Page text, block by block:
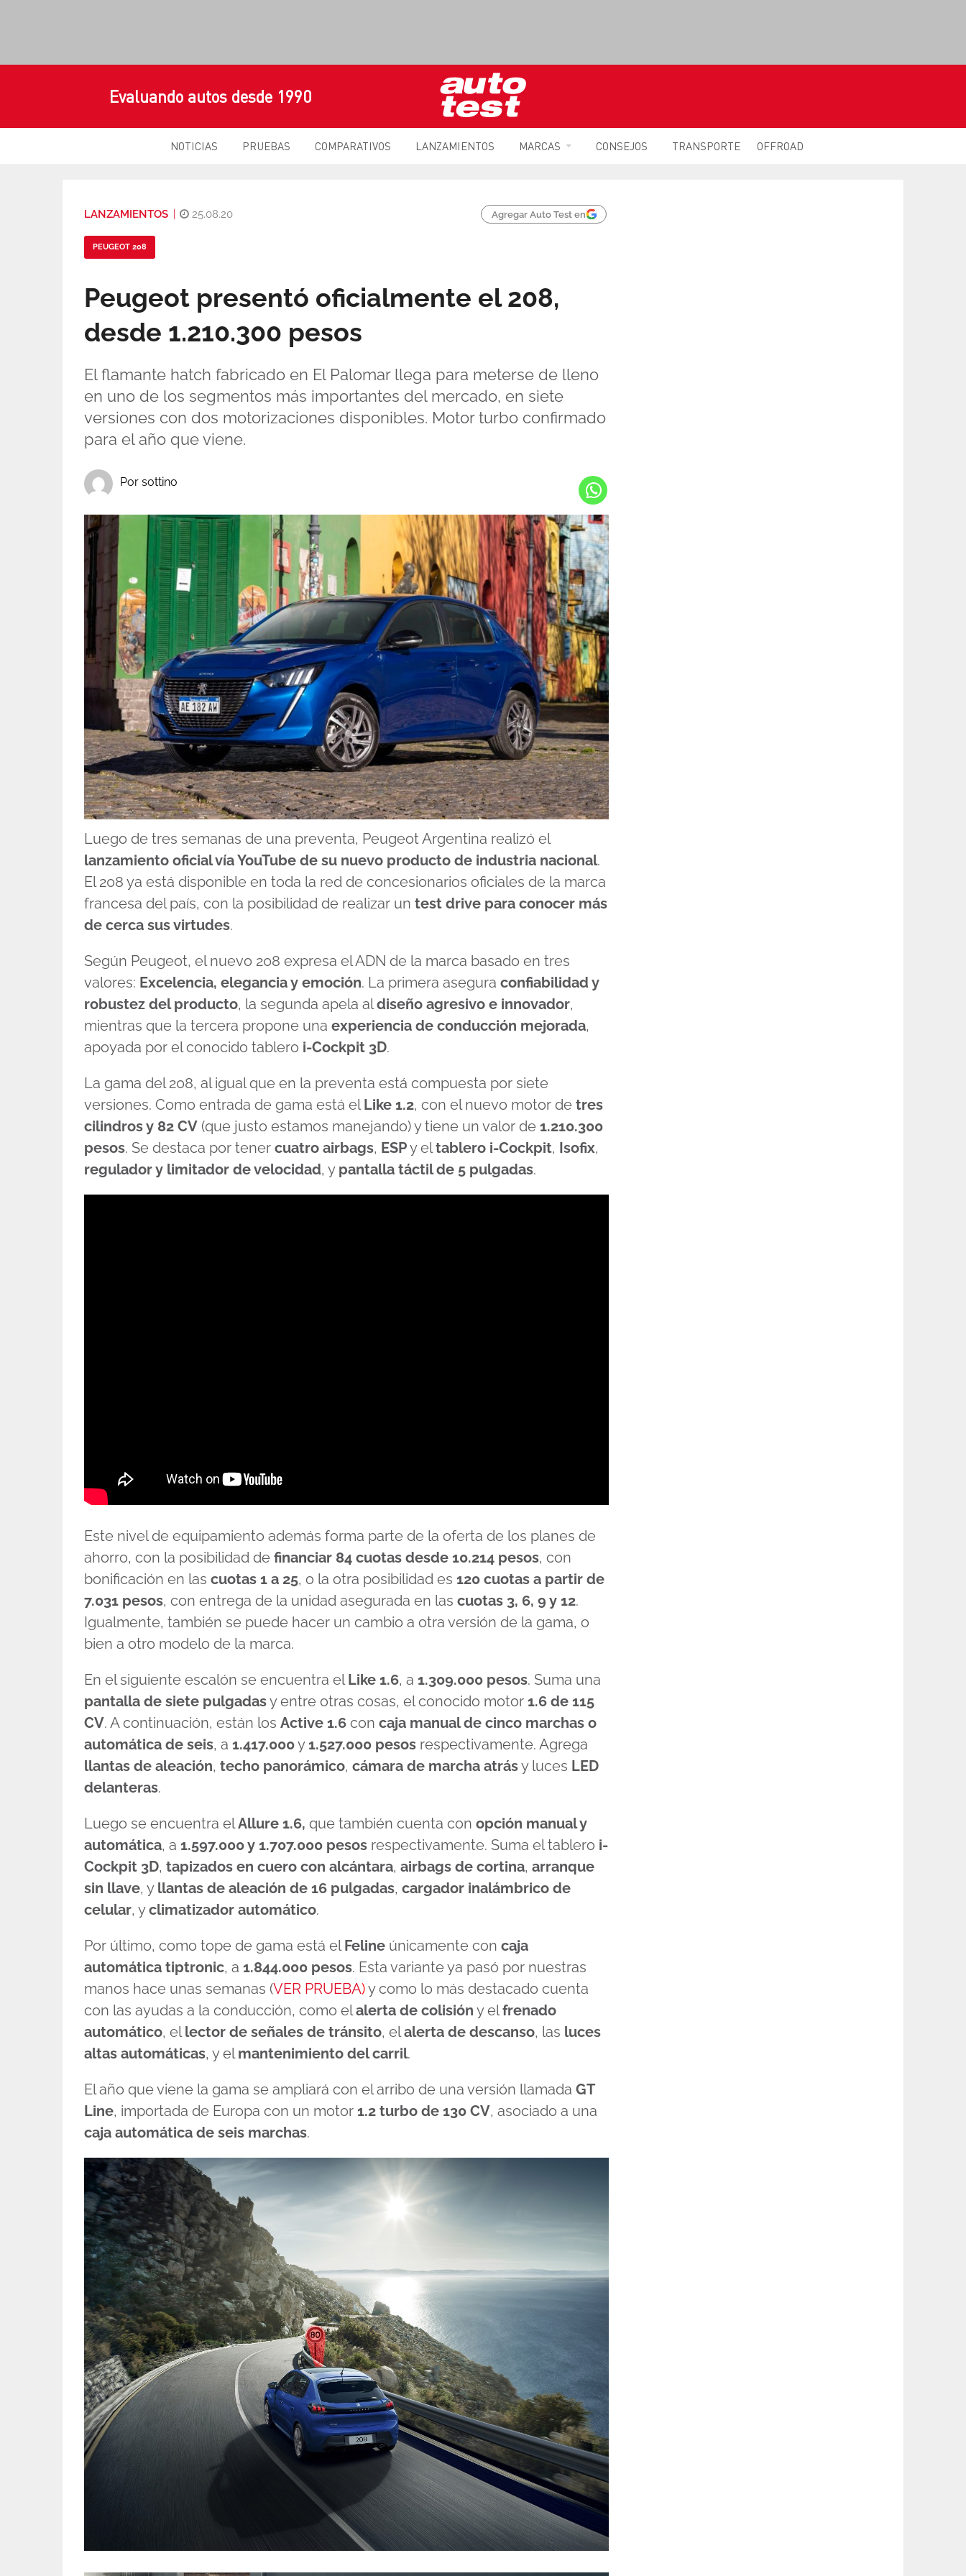
Evaluando autos desde 1990
NOTICIAS PRUEBAS COMPARATIVOS LANZAMIENTOS MARCAS CONSEJOS TRANSPORTE OFFROAD
LANZAMIENTOS 25.08.20 Agregar Auto Test en
PEUGEOT 208
Peugeot presentó oficialmente el 208,
desde 1.210.300 pesos
El flamante hatch fabricado en El Palomar llega para meterse de lleno
en uno de los segmentos más importantes del mercado, en siete
versiones con dos motorizaciones disponibles. Motor turbo confirmado
para el año que viene.
Por sottino
Luego de tres semanas de una preventa, Peugeot Argentina realizó el
lanzamiento oficial vía YouTube de su nuevo producto de industria nacional.
El 208 ya está disponible en toda la red de concesionarios oficiales de la marca
francesa del país, con la posibilidad de realizar un test drive para conocer más
de cerca sus virtudes.
Según Peugeot, el nuevo 208 expresa el ADN de la marca basado en tres
valores: Excelencia, elegancia y emoción. La primera asegura confiabilidad y
robustez del producto, la segunda apela aldiseño agresivo e innovador,
mientras que la tercera propone una experiencia de conducción mejorada,
apoyada por el conocido tablero i-Cockpit 3D.
La gama del 208, al igual que en la preventa está compuesta por siete
versiones. Como entrada de gama está el Like 1.2, con el nuevo motor de tres
cilindros y 82 CV (que justo estamos manejando) y tiene un valor de 1.210.300
pesos. Se destaca por tener cuatro airbags, ESPy eltablero i-Cockpit, Isofix,
regulador y limitador de velocidad, y pantalla táctil de 5 pulgadas.
Este nivel de equipamiento además forma parte de la oferta de los planes de
ahorro, con la posibilidad de financiar 84 cuotas desde 10.214 pesos, con
bonificación en las cuotas 1 a 25, o la otra posibilidad es 120 cuotas a partir de
7.031 pesos, con entrega de la unidad asegurada en las cuotas 3, 6, 9 y 12.
Igualmente, también se puede hacer un cambio a otra versión de la gama, o
bien a otro modelo de la marca.
En el siguiente escalón se encuentra el Like 1.6, a 1.309.000 pesos. Suma una
pantalla de siete pulgadasy entre otras cosas, el conocido motor 1.6 de 115
CV. A continuación, están los Active 1.6 con caja manual de cinco marchas o
automática de seis, a 1.417.000y 1.527.000 pesos respectivamente. Agrega
llantas de aleación, techo panorámico, cámara de marcha atrásy luces LED
delanteras.
Luego se encuentra elAllure 1.6, que también cuenta con opción manual y
automática, a 1.597.000 y 1.707.000 pesos respectivamente. Suma el tablero i-
Cockpit 3D, tapizados en cuero con alcántara, airbags de cortina, arranque
sin llave, y llantas de aleación de 16 pulgadas, cargador inalámbrico de
celular, yclimatizador automático.
Por último, como tope de gama está el Feline únicamente con caja
automática tiptronic, a 1.844.000 pesos. Esta variante ya pasó por nuestras
manos hace unas semanas (VER PRUEBA)y como lo más destacado cuenta
con las ayudas a la conducción, como elalerta de colisión y elfrenado
automático, el lector de señales de tránsito, elalerta de descanso, las luces
altas automáticas, y el mantenimiento del carril.
El año que viene la gama se ampliará con el arribo de una versión llamada GT
Line, importada de Europa con un motor 1.2 turbo de 130 CV, asociado a una
caja automática de seis marchas.